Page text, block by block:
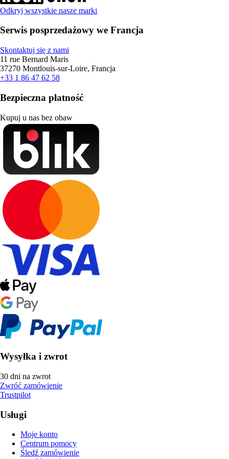
Odkryj wszystkie nasze marki
Serwis posprzedażowy we Francja
Skontaktuj się z nami
11 rue Bernard Maris
37270 Montlouis-sur-Loire, Francja
+33 1 86 47 62 58
Bezpieczna płatność
Kupuj u nas bez obaw
Wysyłka i zwrot
30 dni na zwrot
Zwróć zamówienie
Trustpilot
Usługi
Moje konto
Centrum pomocy
Śledź zamówienie